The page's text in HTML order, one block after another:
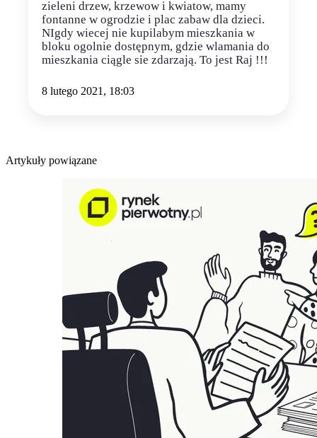
zieleni drzew, krzewow i kwiatow, mamy
fontanne w ogrodzie i plac zabaw dla dzieci.
NIgdy wiecej nie kupilabym mieszkania w
bloku ogolnie dostępnym, gdzie wlamania do
mieszkania ciągle sie zdarzają. To jest Raj !!!
8 lutego 2021, 18:03
Artykuły powiązane